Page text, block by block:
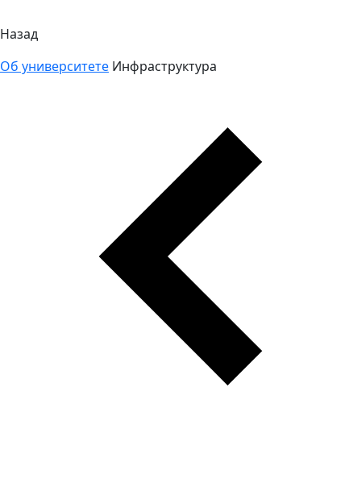
Назад
Об университете Инфраструктура